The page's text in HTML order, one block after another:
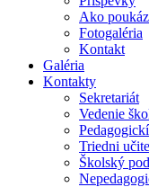
Ako
Fotogaléria
Kontakt
Galéria
Kontakty
Sekretariát
Vedenie
Triedni
Školský